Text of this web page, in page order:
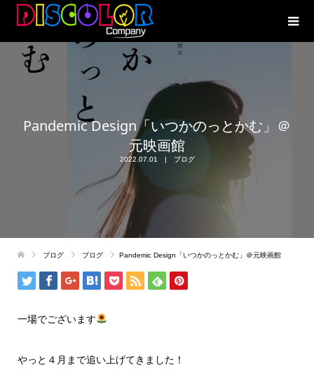
Pandemic Design「いつかのっとかむ」＠
元映画館
2022.07.01 ブログ
ブログ ブログ Pandemic Design「いつかのっとかむ」＠元映画館
一場でございます
やっと４月まで追い上げてきました！